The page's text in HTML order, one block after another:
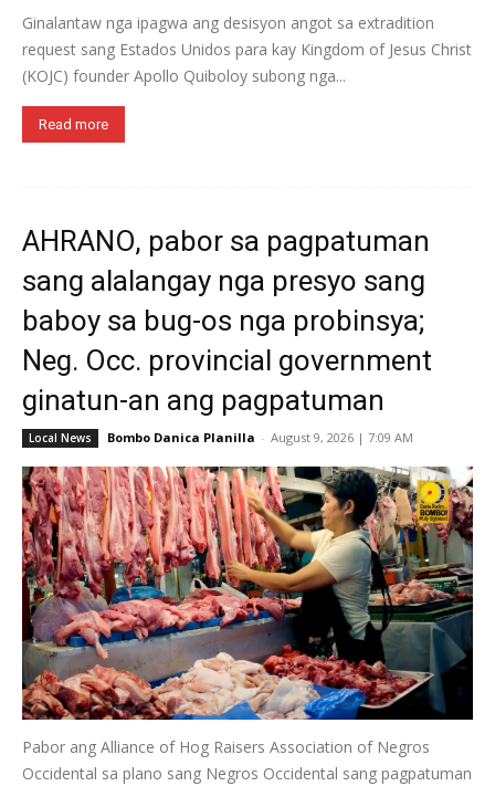
Ginalantaw nga ipagwa ang desisyon angot sa extradition
request sang Estados Unidos para kay Kingdom of Jesus Christ
(KOJC) founder Apollo Quiboloy subong nga...
Read more
AHRANO, pabor sa pagpatuman
sang alalangay nga presyo sang
baboy sa bug-os nga probinsya;
Neg. Occ. provincial government
ginatun-an ang pagpatuman
Local News Bombo Danica Planilla - August 9, 2026 | 7:09 AM
Pabor ang Alliance of Hog Raisers Association of Negros
Occidental sa plano sang Negros Occidental sang pagpatuman